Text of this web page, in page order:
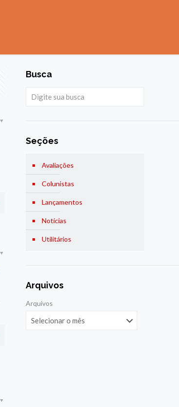
Busca
Seções
Avaliações
Colunistas
Lançamentos
Notícias
Utilitários
Arquivos
Arquivos